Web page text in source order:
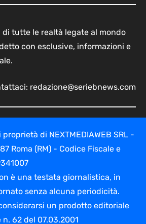
di tutte le realtà legate al mondo
con esclusive, informazioni e
redazione@seriebnews.com
di NEXTMEDIAWEB SRL -
Roma (RM) - Codice Fiscale e
è una testata giornalistica, in
senza alcuna periodicità.
un prodotto editoriale
62 del 07.03.2001